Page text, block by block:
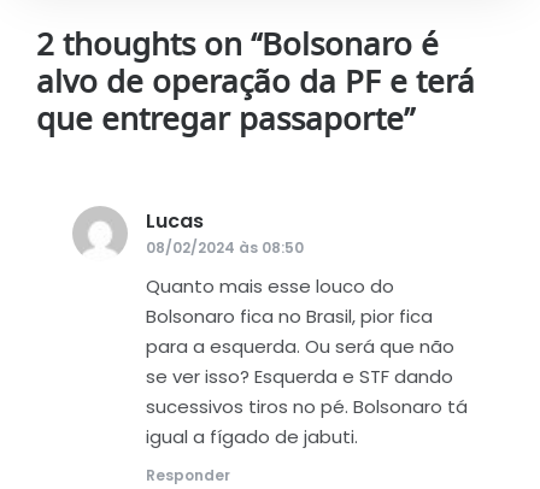
2 thoughts on “Bolsonaro é
alvo de operação da PF e terá
que entregar passaporte”
Lucas
08/02/2024 às 08:50
Quanto mais esse louco do
Bolsonaro fica no Brasil, pior fica
para a esquerda. Ou será que não
se ver isso? Esquerda e STF dando
sucessivos tiros no pé. Bolsonaro tá
igual a fígado de jabuti.
Responder